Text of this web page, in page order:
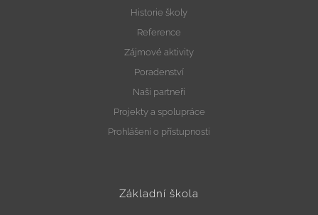
Historie školy
Reference
Zájmové aktivity
Poradenství
Naši partneři
Projekty a spolupráce
Prohlášení o přístupnosti
Základní škola